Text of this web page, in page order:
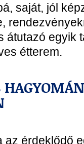
saját, jól
átutazó egyik
étterem.
az érdeklődő